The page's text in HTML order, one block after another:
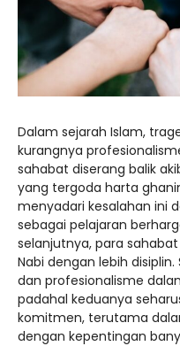
Dalam sejarah Islam,
kurangnya
sahabat diserang balik
yang tergoda harta
menyadari kesalahan ini
sebagai pelajaran
selanjutnya, para
Nabi dengan lebih
dan profesionalisme
padahal keduanya
komitmen, terutama
dengan kepentingan